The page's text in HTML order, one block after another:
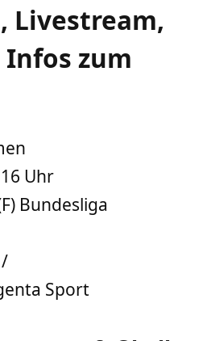
Livestream,
zum
Uhr
Bundesliga
Sport